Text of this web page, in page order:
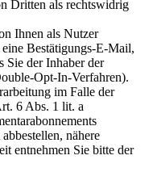
Dritten als rechtswidrig
Ihnen als Nutzer
Bestätigungs-E-Mail,
Sie der Inhaber der
Opt-In-Verfahren).
im Falle der
6 Abs. 1 lit. a
nähere
entnehmen Sie bitte der